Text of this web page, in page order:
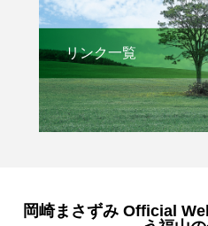
リンク一覧
岡崎まさずみ Official